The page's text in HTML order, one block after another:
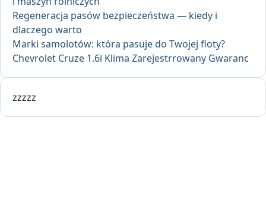
Regeneracja pasów bezpieczeństwa — kiedy i
dlaczego warto
Marki samolotów: która pasuje do Twojej floty?
Chevrolet Cruze 1.6i Klima Zarejestrrowany Gwaranc
zzzzz